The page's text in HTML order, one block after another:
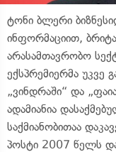
ტონი ბლერი
ინფორმაციით,
არასამთავრობო
ექსპრემიერმა უკვე
„ვინდრაში“ და
ადამიანია
საქმიანობითაა
პოსტი 2007 წელს